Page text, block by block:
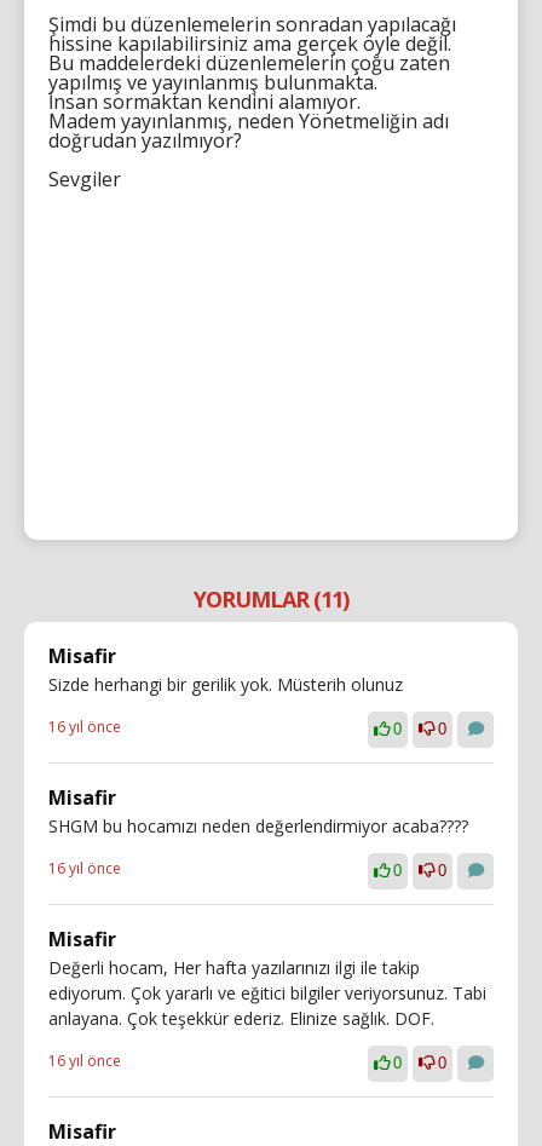
Şimdi bu düzenlemelerin sonradan yapılacağı
hissine kapılabilirsiniz ama gerçek öyle değil.
Bu maddelerdeki düzenlemelerin çoğu zaten
yapılmış ve yayınlanmış bulunmakta.
İnsan sormaktan kendini alamıyor.
Madem yayınlanmış, neden Yönetmeliğin adı
doğrudan yazılmıyor?
Sevgiler
YORUMLAR (11)
Misafir
Sizde herhangi bir gerilik yok. Müsterih olunuz
16 yıl önce 0 0
Misafir
SHGM bu hocamızı neden değerlendirmiyor acaba????
16 yıl önce 0 0
Misafir
Değerli hocam, Her hafta yazılarınızı ilgi ile takip
ediyorum. Çok yararlı ve eğitici bilgiler veriyorsunuz. Tabi
anlayana. Çok teşekkür ederiz. Elinize sağlık. DOF.
16 yıl önce 0 0
Misafir